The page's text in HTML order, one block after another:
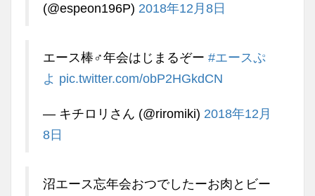
(@espeon196P) 2018年12月8日
エース棒♂年会はじまるぞー #エースぷ
よ pic.twitter.com/obP2HGkdCN
— キチロリさん (@riromiki) 2018年12月
8日
沼エース忘年会おつでしたーお肉とビー